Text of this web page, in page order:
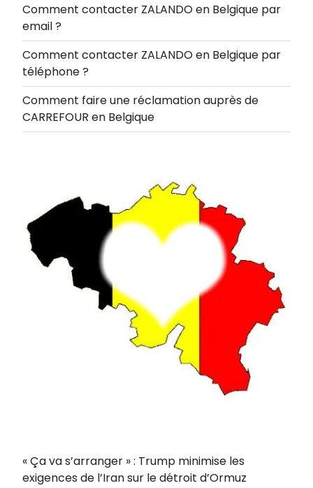
Comment contacter ZALANDO en Belgique par
email ?
Comment contacter ZALANDO en Belgique par
téléphone ?
Comment faire une réclamation auprès de
CARREFOUR en Belgique
« Ça va s’arranger » : Trump minimise les
exigences de l’Iran sur le détroit d’Ormuz